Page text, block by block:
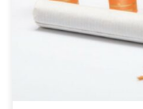
to duże, powtórzone
krajach. Od